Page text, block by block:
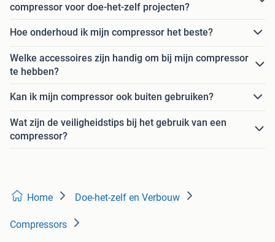
compressor voor doe-het-zelf projecten?
Hoe onderhoud ik mijn compressor het beste?
Welke accessoires zijn handig om bij mijn compressor
te hebben?
Kan ik mijn compressor ook buiten gebruiken?
Wat zijn de veiligheidstips bij het gebruik van een
compressor?
Home Doe-het-zelf en Verbouw
Compressors